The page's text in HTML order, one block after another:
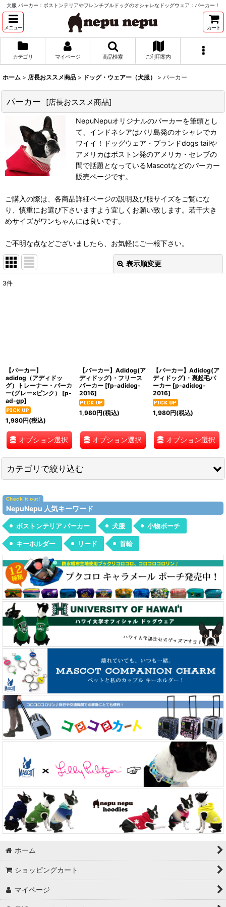
犬服 パーカー：ボストンテリアやフレンチブルドッグのオシャレなドッグウェア：パーカー！
メニュー カート
カテゴリ マイページ 商品検索 ご利用案内
ホーム > 店長おススメ商品 > ドッグ・ウェアー（犬服） > パーカー
パーカー [店長おススメ商品]
NepuNepuオリジナルのパーカーを筆頭とし
て、インドネシアはバリ島発のオシャレでカ
ワイイ！ドッグウェア・ブランドdogs tailや
アメリカはボストン発のアメリカ・セレブの
間で話題となっているMascotなどのパーカー
販売ページです。
ご購入の際は、各商品詳細ページの説明及び服サイズをご覧にな
り、慎重にお選び下さいますよう宜しくお願い致します。若干大き
めサイズがワンちゃんには良いです。
ご不明な点などございましたら、お気軽にご一報下さい。
表示順変更
3件
【パーカー】
adidog（アディドッ
グ）トレーナー・パーカ
ー(グレー×ピンク）
[p-
ad-gp]
1,980円(税込)
オプション選択
【パーカー】Adidog(ア
ディドッグ)・フリース
パーカー [fp-adidog-
2016]
1,980円(税込)
オプション選択
【パーカー】Adidog(ア
ディドッグ)・裏起毛パ
ーカー [p-adidog-
2016]
1,980円(税込)
オプション選択
カテゴリで絞り込む
ドッグ・ウェアー（犬服） (全商品)
Tシャツ
パーカー
ジャケット＆セーター
バンダナ
NepuNepu 人気キーワード
ボストンテリア パーカー 犬服 小物ポーチ
キーホルダー リード 首輪
ホーム
ショッピングカート
マイページ